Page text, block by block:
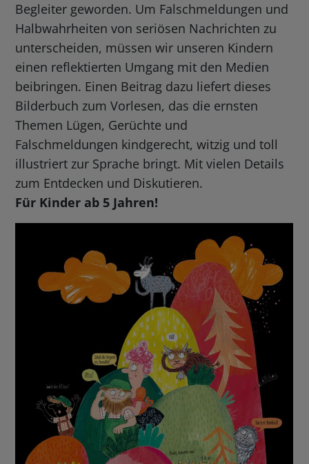
Begleiter geworden. Um Falschmeldungen und
Halbwahrheiten von seriösen Nachrichten zu
unterscheiden, müssen wir unseren Kindern
einen reflektierten Umgang mit den Medien
beibringen. Einen Beitrag dazu liefert dieses
Bilderbuch zum Vorlesen, das die ernsten
Themen Lügen, Gerüchte und
Falschmeldungen kindgerecht, witzig und toll
illustriert zur Sprache bringt. Mit vielen Details
zum Entdecken und Diskutieren.
Für Kinder ab 5 Jahren!